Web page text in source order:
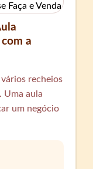
a
recheios
Uma aula
um negócio